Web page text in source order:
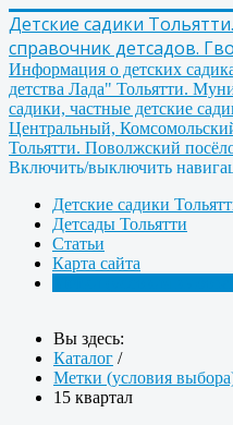
Детские садики
справочник детсадов.
Информация о детских
детства Лада" Тольятти.
садики, частные детские
Центральный,
Тольятти. Поволжский
Включить/выключить
Детские садики
Детсады Тольятти
Статьи
Карта сайта
Вы здесь:
Каталог /
Метки (условия
15 квартал